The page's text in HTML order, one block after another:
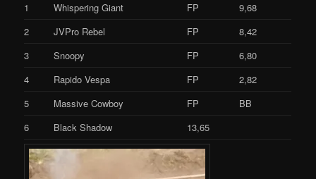
1
Whispering Giant FP
9,68
2
JVPro Rebel FP
8,42
3
Snoopy FP
6,80
4
Rapido Vespa FP
2,82
5
Massive Cowboy FP
BB
6
Black Shadow 13,65